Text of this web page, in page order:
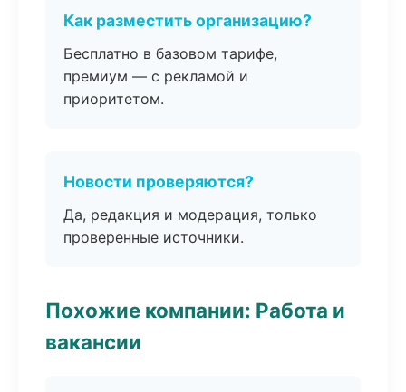
Как разместить организацию?
Бесплатно в базовом тарифе,
премиум — с рекламой и
приоритетом.
Новости проверяются?
Да, редакция и модерация, только
проверенные источники.
Похожие компании: Работа и
вакансии